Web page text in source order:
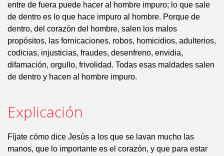
entre de fuera puede hacer al hombre impuro; lo que sale
de dentro es lo que hace impuro al hombre. Porque de
dentro, del corazón del hombre, salen los malos
propósitos, las fornicaciones, robos, homicidios, adulterios,
codicias, injusticias, fraudes, desenfreno, envidia,
difamación, orgullo, frivolidad. Todas esas maldades salen
de dentro y hacen al hombre impuro.
Explicación
Fíjate cómo dice Jesús a los que se lavan mucho las
manos, que lo importante es el corazón, y que para estar